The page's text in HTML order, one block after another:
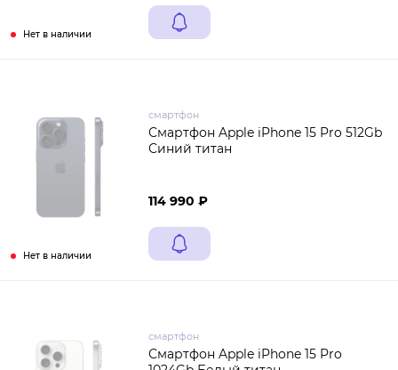
Нет в наличии
Нет в наличии
смартфон
Смартфон Apple iPhone 15 Pro 512Gb
Синий титан
114 990 ₽
смартфон
Смартфон Apple iPhone 15 Pro